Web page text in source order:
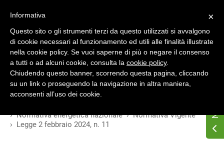
INDICE VERSIONI
MODIFICHE
Normativa energetica nazionale
Normativa Vigente
Legge 2 febbraio 2024, n. 11
×
Informativa
Questo sito o gli strumenti terzi da questo utilizzati si avvalgono
di cookie necessari al funzionamento ed utili alle finalità illustrate
nella cookie policy. Se vuoi saperne di più o negare il consenso
a tutti o ad alcuni cookie, consulta la cookie policy.
Chiudendo questo banner, scorrendo questa pagina, cliccando
su un link o proseguendo la navigazione in altra maniera,
acconsenti all’uso dei cookie.